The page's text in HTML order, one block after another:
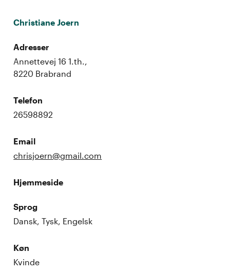
Christiane Joern
Adresser
Annettevej 16 1.th.,
8220 Brabrand
Telefon
26598892
Email
chrisjoern@gmail.com
Hjemmeside
Sprog
Dansk, Tysk, Engelsk
Køn
Kvinde